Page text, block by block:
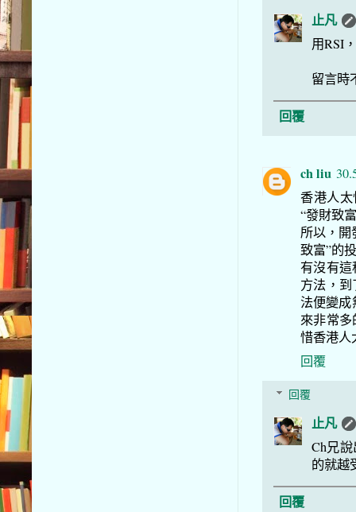
止凡
用RSI
留言時
回覆
ch liu
香港人
“發財致
所以，開
致富”的
有沒有
方法，
法便變成
來非常
惜香港人
回覆
回覆
止凡
Ch兄
的就越
回覆